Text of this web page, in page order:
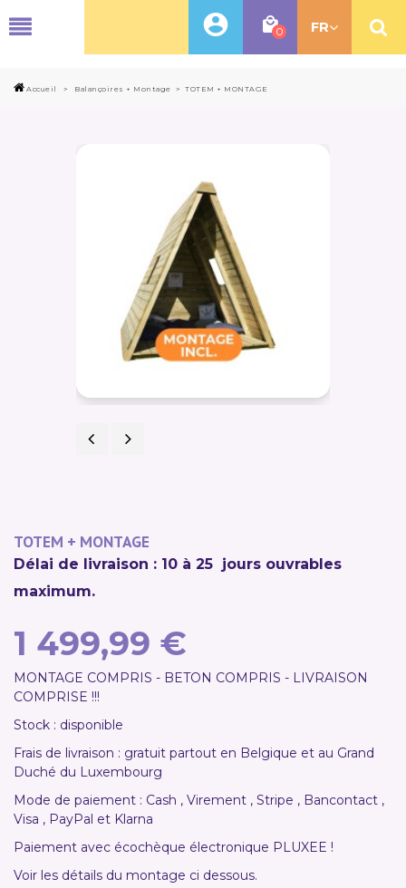
0 FR
Accueil > Balançoires + Montage > TOTEM + MONTAGE
TOTEM + MONTAGE
Délai de livraison : 10 à 25 jours ouvrables
maximum.
1 499,99 €
MONTAGE COMPRIS - BETON COMPRIS - LIVRAISON
COMPRISE !!!
Stock : disponible
Frais de livraison : gratuit partout en Belgique et au Grand
Duché du Luxembourg
Mode de paiement : Cash , Virement , Stripe , Bancontact ,
Visa , PayPal et Klarna
Paiement avec écochèque électronique PLUXEE !
Voir les détails du montage ci dessous.